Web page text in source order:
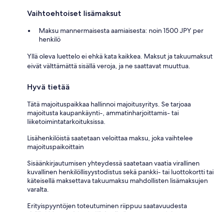
Vaihtoehtoiset lisämaksut
Maksu mannermaisesta aamiaisesta: noin 1500 JPY per
henkilö
Yllä oleva luettelo ei ehkä kata kaikkea. Maksut ja takuumaksut
eivät välttämättä sisällä veroja, ja ne saattavat muuttua.
Hyvä tietää
Tätä majoituspaikkaa hallinnoi majoitusyritys. Se tarjoaa
majoitusta kaupankäynti-, ammatinharjoittamis- tai
liiketoimintatarkoituksissa.
Lisähenkilöistä saatetaan veloittaa maksu, joka vaihtelee
majoituspaikoittain
Sisäänkirjautumisen yhteydessä saatetaan vaatia virallinen
kuvallinen henkilöllisyystodistus sekä pankki- tai luottokortti tai
käteisellä maksettava takuumaksu mahdollisten lisämaksujen
varalta.
Erityispyyntöjen toteutuminen riippuu saatavuudesta